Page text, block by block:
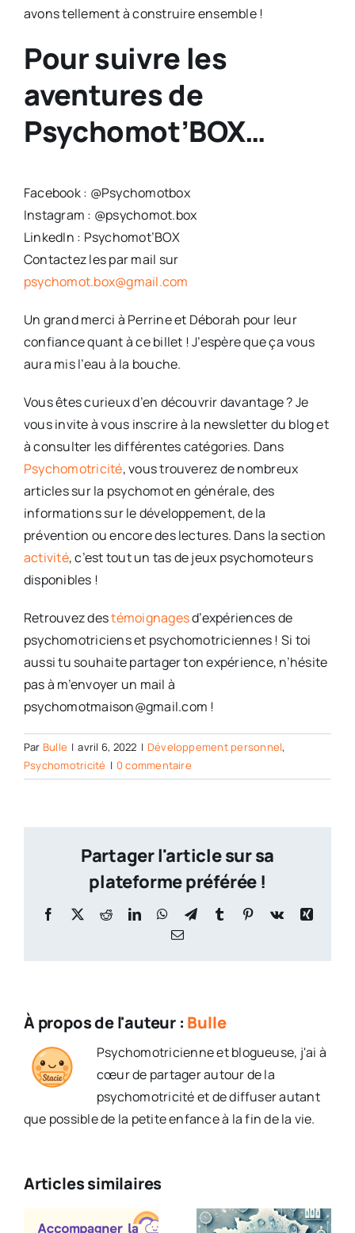
avons tellement à construire ensemble !
Pour suivre les
aventures de
Psychomot’BOX…
Facebook : @Psychomotbox
Instagram : @psychomot.box
LinkedIn : Psychomot’BOX
Contactez les par mail sur
psychomot.box@gmail.com
Un grand merci à Perrine et Déborah pour leur
confiance quant à ce billet ! J’espère que ça vous
aura mis l’eau à la bouche.
Vous êtes curieux d’en découvrir davantage ? Je
vous invite à vous inscrire à la newsletter du blog et
à consulter les différentes catégories. Dans
Psychomotricité, vous trouverez de nombreux
articles sur la psychomot en générale, des
informations sur le développement, de la
prévention ou encore des lectures. Dans la section
activité, c’est tout un tas de jeux psychomoteurs
disponibles !
Retrouvez destémoignagesd’expériences de
psychomotriciens et psychomotriciennes ! Si toi
aussi tu souhaite partager ton expérience, n’hésite
pas à m’envoyer un mail à
psychomotmaison@gmail.com !
Par Bulle | avril 6, 2022 | Développement personnel,
Psychomotricité | 0 commentaire
Partager l'article sur sa
plateforme préférée !
Facebook
X RedditLinkedInWhatsApp
TelegramTumblr Pinterest
Vk
Xing
Email
À propos de l'auteur : Bulle
Psychomotricienne et blogueuse, j'ai à
cœur de partager autour de la
psychomotricité et de diffuser autant
que possible de la petite enfance à la fin de la vie.
Articles similaires